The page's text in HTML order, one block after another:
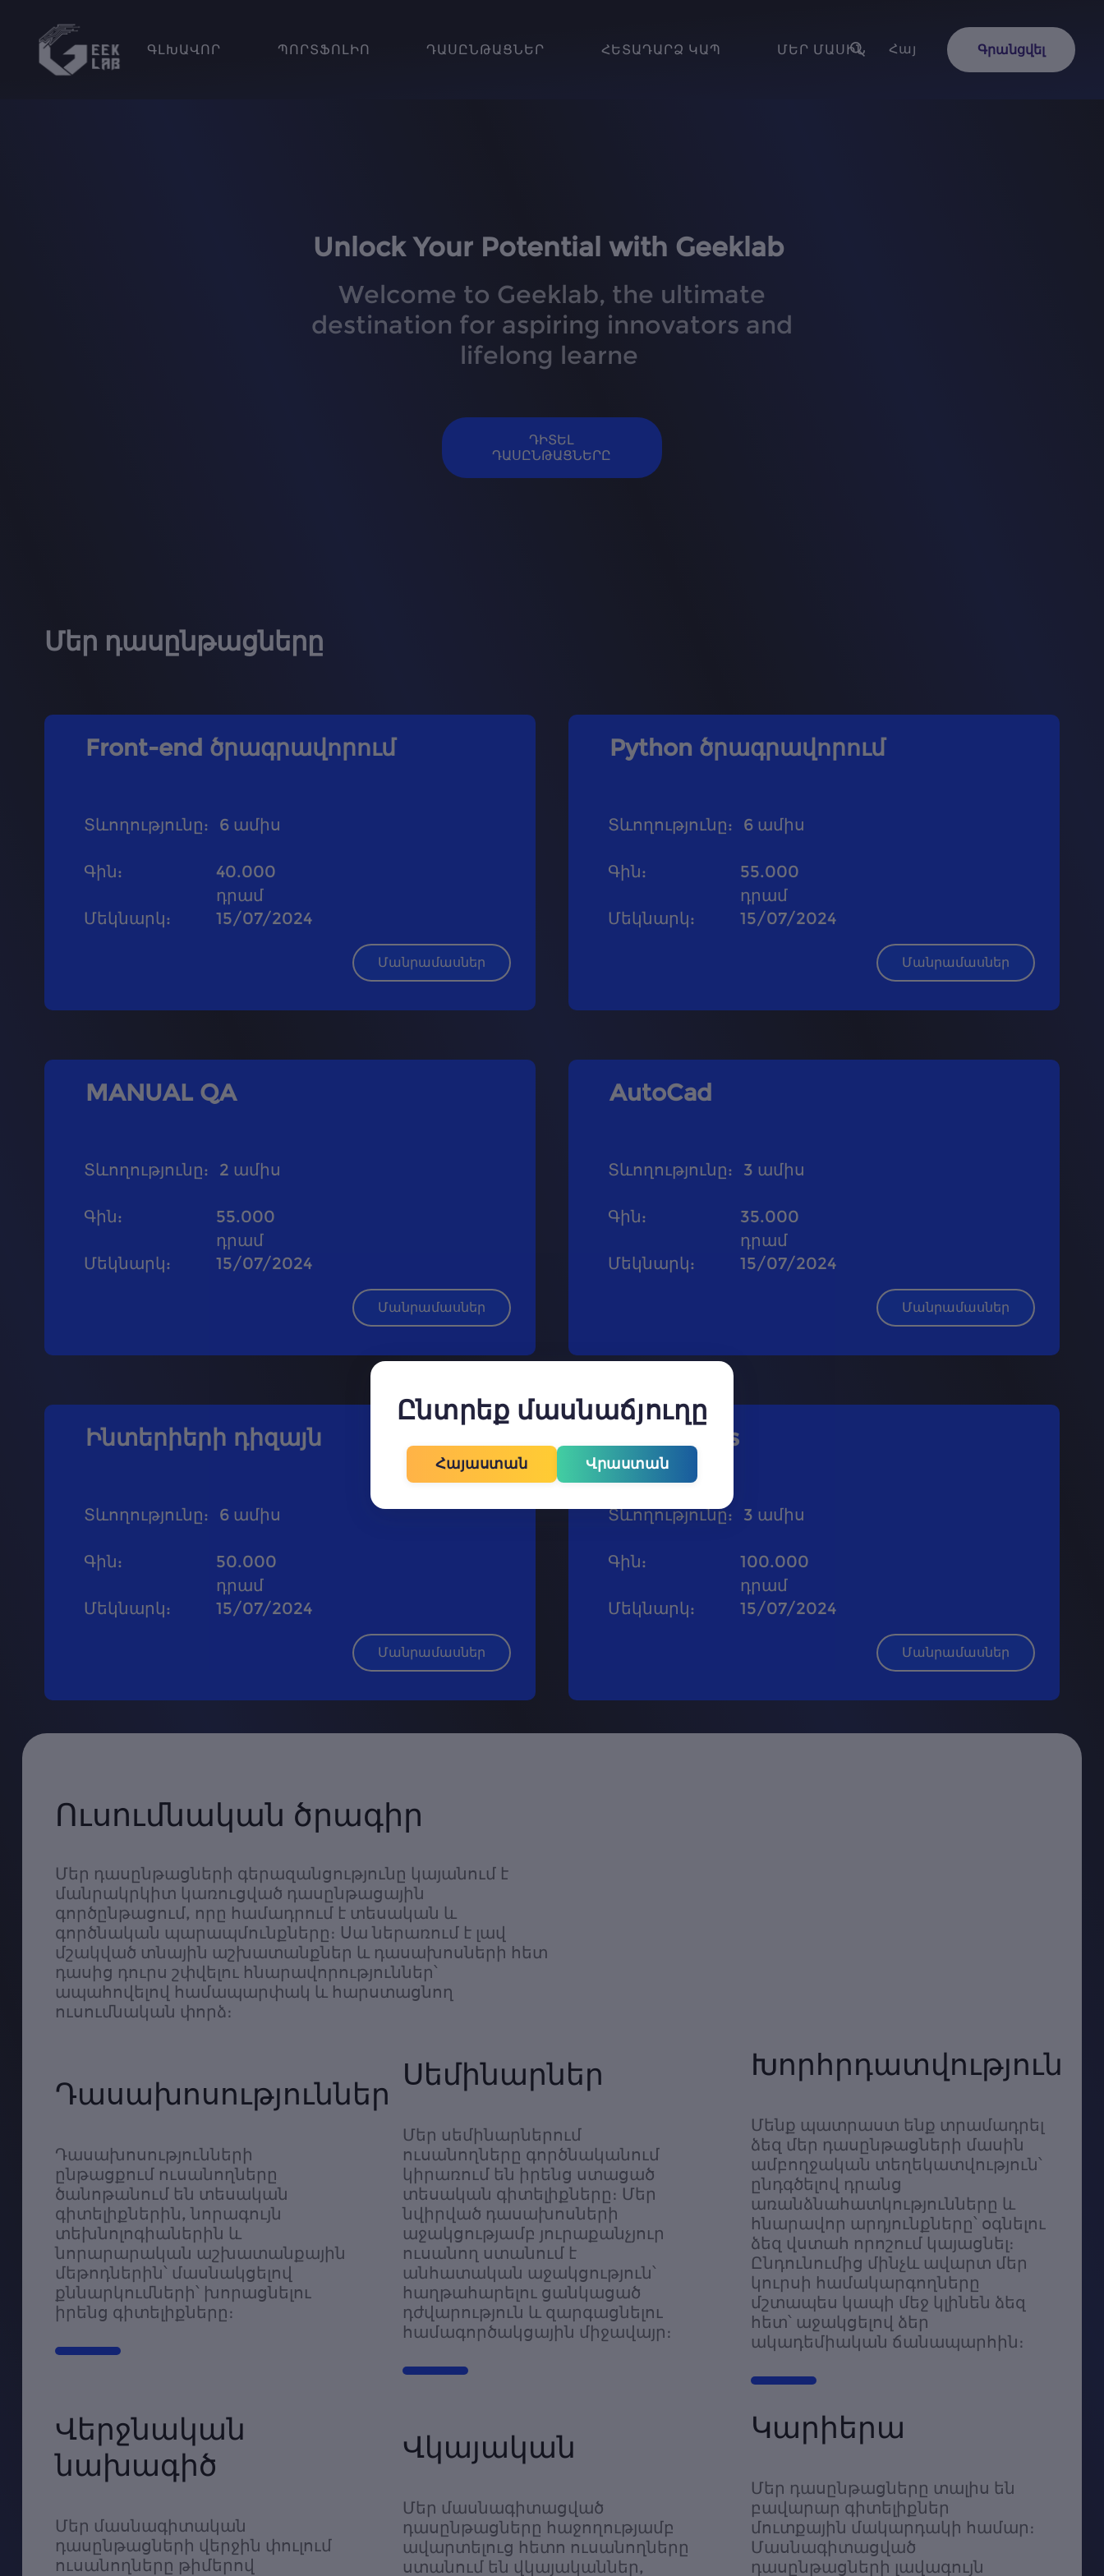
Ընտրեք մասնաճյուղը
Հայաստան Վրաստան
ԳԼԽԱՎՈՐ ՊՈՐՏՖՈԼԻՈ ԴԱՍԸՆԹԱՑՆԵՐ ՀԵՏԱԴԱՐՁ ԿԱՊ ՄԵՐ ՄԱՍԻՆ Հայ Գրանցվել
Unlock Your Potential with Geeklab
Welcome to Geeklab, the ultimate
destination for aspiring innovators and
lifelong learners alike.
ԴԻՏԵԼ
ԴԱՍԸՆԹԱՑՆԵՐԸ
Մեր դասընթացները
Front-end ծրագրավորում
Տևողությունը: 6 ամիս
Գին:
40.000
դրամ
Մեկնարկ: 15/07/2024
Մանրամասներ
Python ծրագրավորում
Տևողությունը: 6 ամիս
Գին:
55.000
դրամ
Մեկնարկ: 15/07/2024
Մանրամասներ
MANUAL QA
Տևողությունը: 2 ամիս
Գին:
55.000
դրամ
Մեկնարկ: 15/07/2024
Մանրամասներ
AutoCad
Տևողությունը: 3 ամիս
Գին:
35.000
դրամ
Մեկնարկ: 15/07/2024
Մանրամասներ
Ինտերիերի դիզայն
Տևողությունը: 6 ամիս
Գին:
50.000
դրամ
Մեկնարկ: 15/07/2024
Մանրամասներ
Rhinoceros
Տևողությունը: 3 ամիս
Գին:
100.000
դրամ
Մեկնարկ: 15/07/2024
Մանրամասներ
Ուսումնական ծրագիր
Մեր դասընթացների գերազանցությունը կայանում է
մանրակրկիտ կառուցված դասընթացային
գործընթացում, որը համադրում է տեսական և
գործնական պարապմունքները։ Սա ներառում է լավ
մշակված տնային աշխատանքներ և դասախոսների հետ
դասից դուրս շփվելու հնարավորություններ՝
ապահովելով համապարփակ և հարստացնող
ուսումնական փորձ։
Դասախոսություններ
Դասախոսությունների
ընթացքում ուսանողները
ծանոթանում են տեսական
գիտելիքներին, նորագույն
տեխնոլոգիաներին և
նորարարական աշխատանքային
մեթոդներին՝ մասնակցելով
քննարկումների՝ խորացնելու
իրենց գիտելիքները։
Սեմինարներ
Մեր սեմինարներում
ուսանողները գործնականում
կիրառում են իրենց ստացած
տեսական գիտելիքները։ Մեր
նվիրված դասախոսների
աջակցությամբ յուրաքանչյուր
ուսանող ստանում է
անհատական աջակցություն՝
հաղթահարելու ցանկացած
դժվարություն և զարգացնելու
համագործակցային միջավայր։
Խորհրդատվություն
Մենք պատրաստ ենք տրամադրել
ձեզ մեր դասընթացների մասին
ամբողջական տեղեկատվություն՝
ընդգծելով դրանց
առանձնահատկությունները և
հնարավոր արդյունքները՝ օգնելու
ձեզ վստահ որոշում կայացնել։
Ընդունումից մինչև ավարտ մեր
կուրսի համակարգողները
մշտապես կապի մեջ կլինեն ձեզ
հետ՝ աջակցելով ձեր
ակադեմիական ճանապարհին։
Վերջնական
նախագիծ
Մեր մասնագիտական
դասընթացների վերջին փուլում
ուսանողները թիմերով
Վկայական
Մեր մասնագիտացված
դասընթացները հաջողությամբ
ավարտելուց հետո ուսանողները
ստանում են վկայականներ,
Կարիերա
Մեր դասընթացները տալիս են
բավարար գիտելիքներ
մուտքային մակարդակի համար։
Մասնագիտացված
դասընթացների լավագույն